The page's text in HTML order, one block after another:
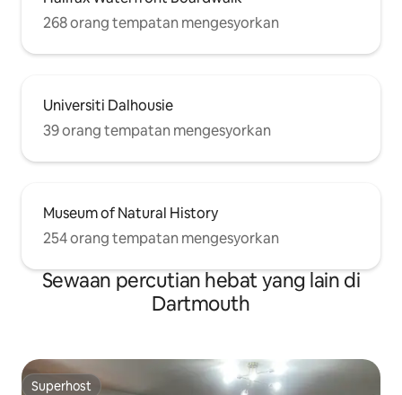
268 orang tempatan mengesyorkan
Universiti Dalhousie
39 orang tempatan mengesyorkan
Museum of Natural History
254 orang tempatan mengesyorkan
Sewaan percutian hebat yang lain di
Dartmouth
Superhost